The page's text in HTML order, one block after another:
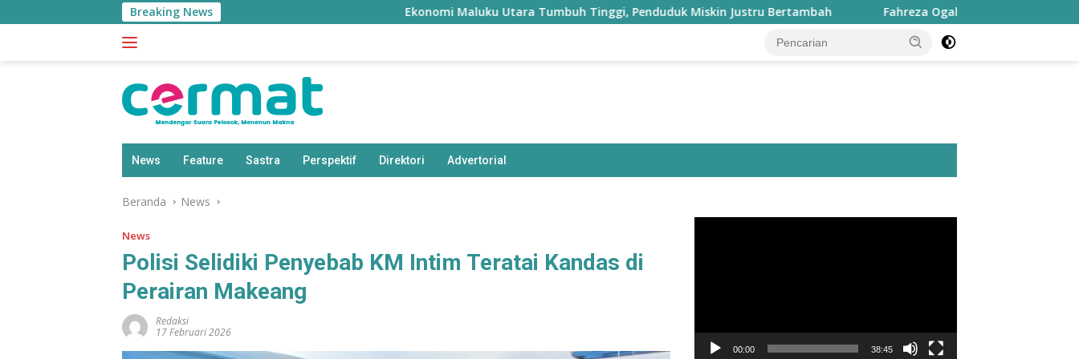
ke
Breaking News Ekonomi Maluku Utara Tumbuh Tinggi, Penduduk Miskin Justru Bertambah Fahreza Ogah Tanggapi Dugaan Fraud
News Feature Sastra Perspektif Direktori Advertorial
Beranda News
News
Polisi Selidiki Penyebab KM Intim Teratai Kandas di
Perairan Makeang
Redaksi
17 Februari 2026
00:00 38:45